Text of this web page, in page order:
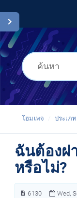
โฮ
อ
Thai
โฮมเพจ ประเภท
ฉันต้องฝ
หรือไม่?
6130 Wed,